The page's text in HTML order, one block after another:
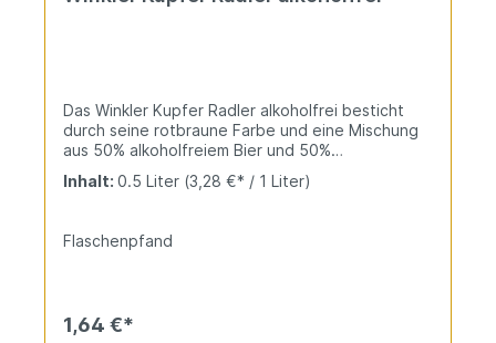
Das Winkler Kupfer Radler alkoholfrei besticht
durch seine rotbraune Farbe und eine Mischung
aus 50% alkoholfreiem Bier und 50%
Zitrusfrische, während der Geschmack fruchtig,
Inhalt: 0.5 Liter (3,28 €* / 1 Liter)
Flaschenpfand
1,64 €*